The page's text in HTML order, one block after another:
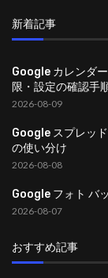
新着記事
Google カレンダ
限・設定の確認手
2026-08-09
Google スプレッ
の使い分け
2026-08-08
Google フォト バ
2026-08-07
おすすめ記事